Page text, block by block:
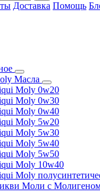
Доставка Помощь
Масла
Moly 0w20
Moly 0w30
Moly 0w40
Moly 5w20
Moly 5w30
Moly 5w40
Moly 5w50
Moly 10w40
Moly
Моли с